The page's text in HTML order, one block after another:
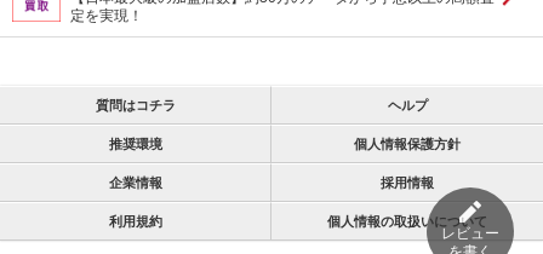
レビュー
定を実現！
質問はコチラ ヘルプ
推奨環境 個人情報保護方針
企業情報 採用情報
利用規約 個人情報の取扱いについて